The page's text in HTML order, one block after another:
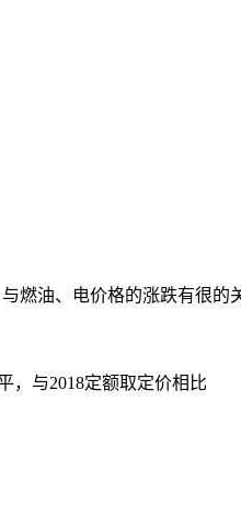
燃油、电价格的涨跌有很的
，与2018定额取定价相比